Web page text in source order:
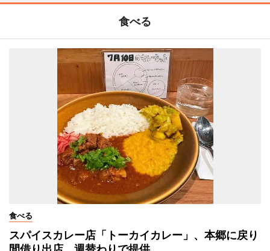
食べる
食べる
スパイスカレー店「トーカイカレー」、本郷に戻り